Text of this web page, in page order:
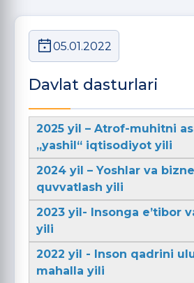
05.01.2022
Davlat dasturlari
2025 yil – Atrof-muhitni
„yashil“ iqtisodiyot yili
2024 yil – Yoshlar va
quvvatlash yili
2023 yil- Insonga e’tibor
yili
2022 yil - Inson qadrini
mahalla yili